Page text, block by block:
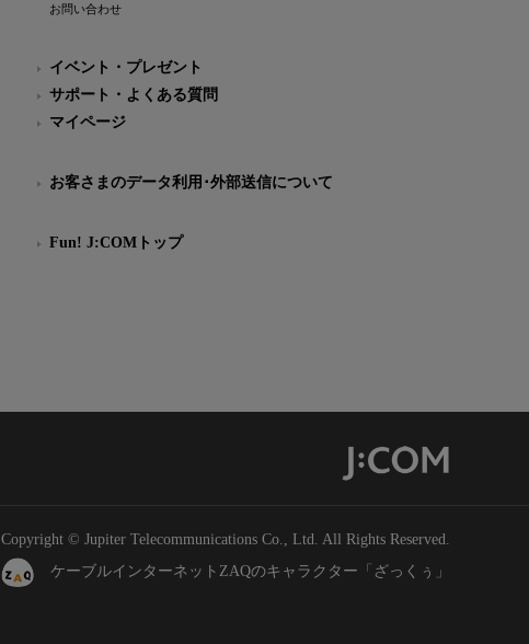
お問い合わせ
イベント・プレゼント
サポート・よくある質問
マイページ
お客さまのデータ利用･外部送信について
Fun! J:COMトップ
Copyright © Jupiter Telecommunications Co., Ltd. All Rights Reserved.
ケーブルインターネットZAQのキャラクター「ざっくぅ」